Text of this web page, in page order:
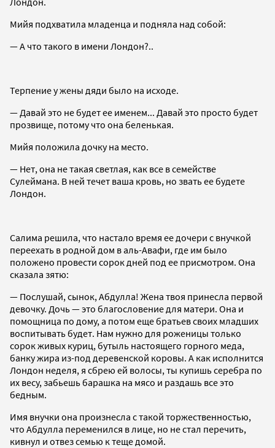
Мийя подхватила младенца и подняла над собой:
— А что такого в имени Лондон?..
Терпение у жены дяди было на исходе.
— Давай это не будет ее именем... Давай это просто будет
прозвище, потому что она беленькая.
Мийя положила дочку на место.
— Нет, она не такая светлая, как все в семействе
Сулеймана. В ней течет ваша кровь, но звать ее будете
Лондон.
Салима решила, что настало время ее дочери с внучкой
переехать в родной дом в аль-Авафи, где им было
положено провести сорок дней под ее присмотром. Она
сказала зятю:
— Послушай, сынок, Абдулла! Жена твоя принесла первой
девочку. Дочь — это благословение для матери. Она и
помощница по дому, а потом еще братьев своих младших
воспитывать будет. Нам нужно для роженицы только
сорок живых куриц, бутыль настоящего горного меда,
банку жира из-под деревенской коровы. А как исполнится
Лондон неделя, я сбрею ей волосы, ты купишь серебра по
их весу, забьешь барашка на мясо и раздашь все это
бедным.
Имя внучки она произнесла с такой торжественностью,
что Абдулла переменился в лице, но не стал перечить,
кивнул и отвез семью к теще домой.